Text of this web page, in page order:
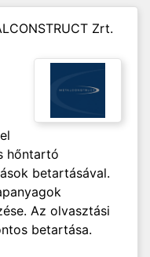
Zrt.
hőntartó
betartásával.
Az olvasztási
betartása.